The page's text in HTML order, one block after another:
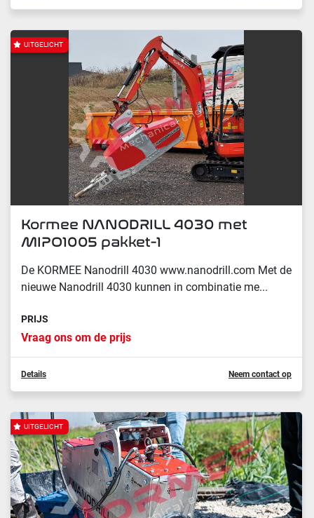
UITGELICHT
Kormee NANODRILL 4030 met
MIPO1005 pakket-1
De KORMEE Nanodrill 4030 www.nanodrill.com Met de
nieuwe Nanodrill 4030 kunnen in combinatie me...
PRIJS
Vraag ons om de prijs
Details Neem contact op
UITGELICHT